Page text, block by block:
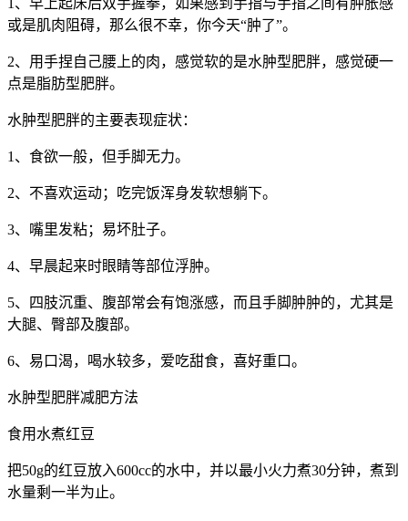
或是肌肉阻碍，那么很不幸，你今天“肿了”。
2、用手捏自己腰上的肉，感觉软的是水肿型肥胖，感觉硬一
点是脂肪型肥胖。
水肿型肥胖的主要表现症状：
1、食欲一般，但手脚无力。
2、不喜欢运动；吃完饭浑身发软想躺下。
3、嘴里发粘；易坏肚子。
4、早晨起来时眼睛等部位浮肿。
5、四肢沉重、腹部常会有饱涨感，而且手脚肿肿的，尤其是
大腿、臀部及腹部。
6、易口渴，喝水较多，爱吃甜食，喜好重口。
水肿型肥胖减肥方法
食用水煮红豆
把50g的红豆放入600cc的水中，并以最小火力煮30分钟，煮到
水量剩一半为止。